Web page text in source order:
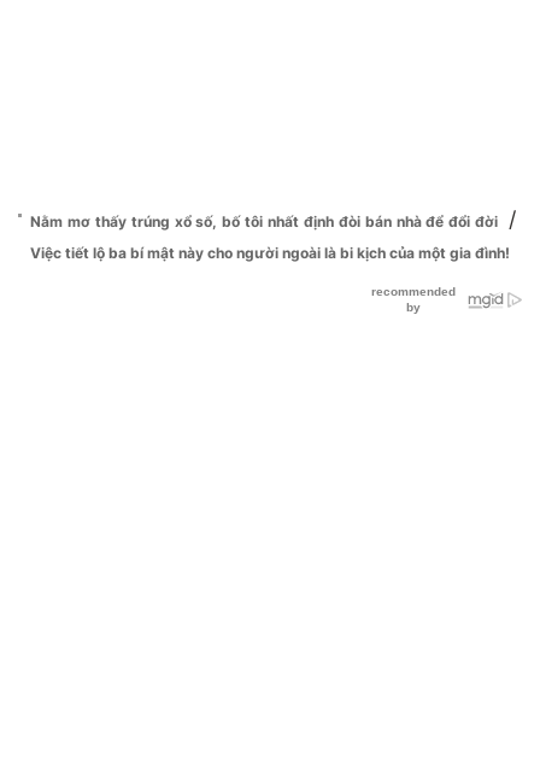
Nằm mơ thấy trúng xổ số, bố tôi nhất định đòi bán nhà để đổi đời /
Việc tiết lộ ba bí mật này cho người ngoài là bi kịch của một gia đình!